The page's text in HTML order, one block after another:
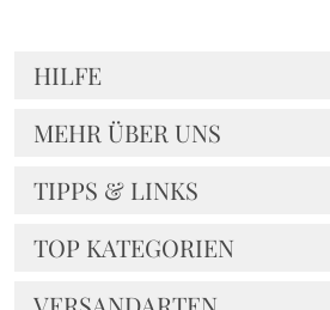
HILFE
MEHR ÜBER UNS
TIPPS & LINKS
TOP KATEGORIEN